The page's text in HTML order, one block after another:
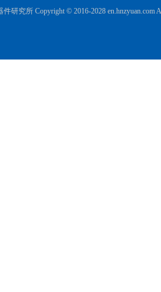
研究所 Copyright © 2016-2028 en.hnzyuan.com